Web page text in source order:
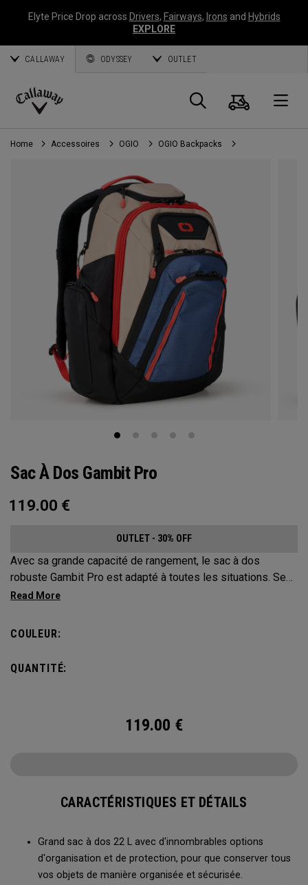
Elyte Price Drop across Drivers, Fairways, Irons and Hybrids
EXPLORE
CALLAWAY ODYSSEY OUTLET
Callaway
Golf
Panier
Home Accessoires OGIO OGIO Backpacks
Sac À Dos Gambit Pro
119.00 €
OUTLET - 30% OFF
Avec sa grande capacité de rangement, le sac à dos
robuste Gambit Pro est adapté à toutes les situations. Ses
compartiments et poches disposés de manière stratégique
importantes à portée de main.
COULEUR:
QUANTITÉ:
119.00 €
CARACTÉRISTIQUES ET DÉTAILS
Grand sac à dos 22 L avec d'innombrables options
d'organisation et de protection, pour que conserver tous
vos objets de manière organisée et sécurisée.